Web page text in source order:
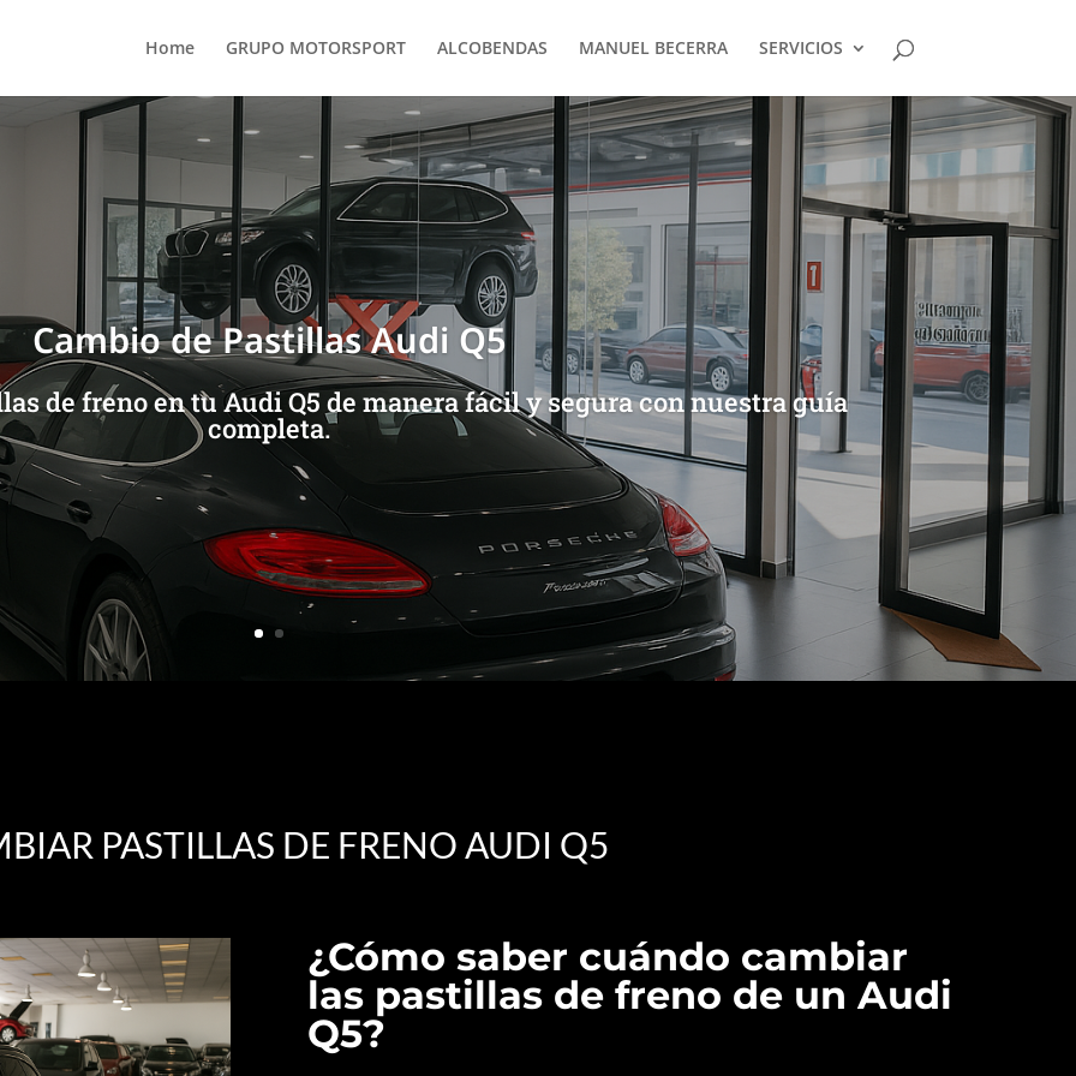
Home GRUPO MOTORSPORT ALCOBENDAS MANUEL BECERRA SERVICIOS
Cambio de Pastillas Audi Q5
de freno en tu Audi Q5 de manera fácil y segura con nuestra guía
completa.
PASTILLAS DE FRENO AUDI Q5
¿Cómo saber cuándo cambiar
las pastillas de freno de un Audi
Q5?